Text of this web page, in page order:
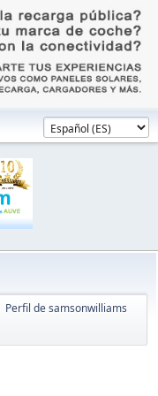
Perfil de samsonwilliams